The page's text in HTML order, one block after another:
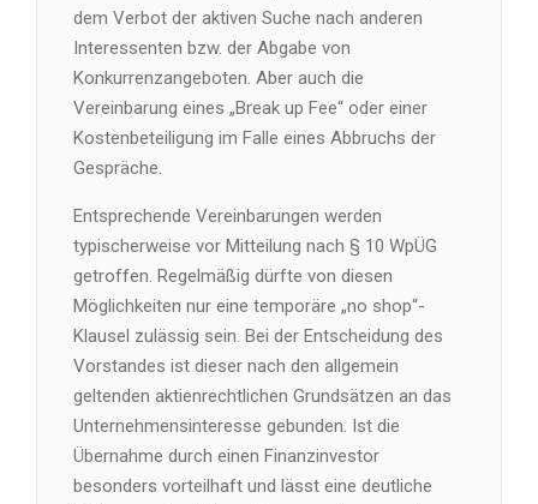
dem Verbot der aktiven Suche nach anderen
Interessenten bzw. der Abgabe von
Konkurrenzangeboten. Aber auch die
Vereinbarung eines „Break up Fee“ oder einer
Kostenbeteiligung im Falle eines Abbruchs der
Gespräche.
Entsprechende Vereinbarungen werden
typischerweise vor Mitteilung nach § 10 WpÜG
getroffen. Regelmäßig dürfte von diesen
Möglichkeiten nur eine temporäre „no shop“-
Klausel zulässig sein. Bei der Entscheidung des
Vorstandes ist dieser nach den allgemein
geltenden aktienrechtlichen Grundsätzen an das
Unternehmensinteresse gebunden. Ist die
Übernahme durch einen Finanzinvestor
besonders vorteilhaft und lässt eine deutliche